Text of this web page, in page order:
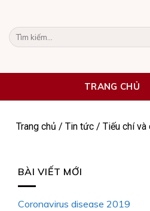
content
Tìm
kiếm:
TRANG CHỦ
Trang chủ / Tin tức / Tiếu chí
BÀI VIẾT MỚI
Coronavirus disease 2019